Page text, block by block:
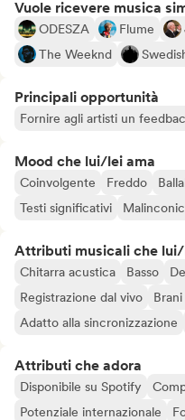
Vuole ricevere musica
ODESZA Flume
The Weeknd
Principali opportunità
Fornire agli artisti un
Mood che lui/lei ama
Coinvolgente Freddo
Testi significativi
Attributi musicali che lui/
Chitarra acustica Basso
Registrazione dal vivo
Adatto alla sincronizzazione
Attributi che adora
Disponibile su Spotify
Potenziale internazionale